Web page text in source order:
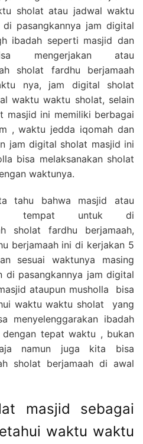
sholat atau jadwal waktu
pasangkannya jam digital
ibadah seperti masjid dan
mengerjakan atau
sholat fardhu berjamaah
nya, jam digital sholat
waktu waktu sholat, selain
masjid ini memiliki berbagai
, waktu jedda iqomah dan
jam digital sholat masjid ini
bisa melaksanakan sholat
waktunya.
tahu bahwa masjid atau
tempat untuk di
sholat fardhu berjamaah,
berjamaah ini di kerjakan 5
sesuai waktunya masing
di pasangkannya jam digital
ataupun musholla bisa
waktu waktu sholat yang
menyelenggarakan ibadah
tepat waktu , bukan
namun juga kita bisa
sholat berjamaah di awal
masjid sebagai
waktu waktu